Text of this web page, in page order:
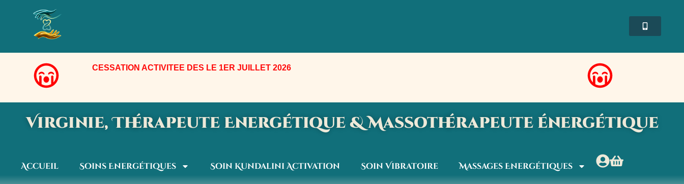
contenu
CESSATION ACTIVITEE DES LE 1ER JUILLET 2026
Virginie, Thérapeute Energétique & Massothérapeute énergétique
Accueil Soins Energétiques Soin Kundalini Activation Soin Vibratoire Massages Energétiques